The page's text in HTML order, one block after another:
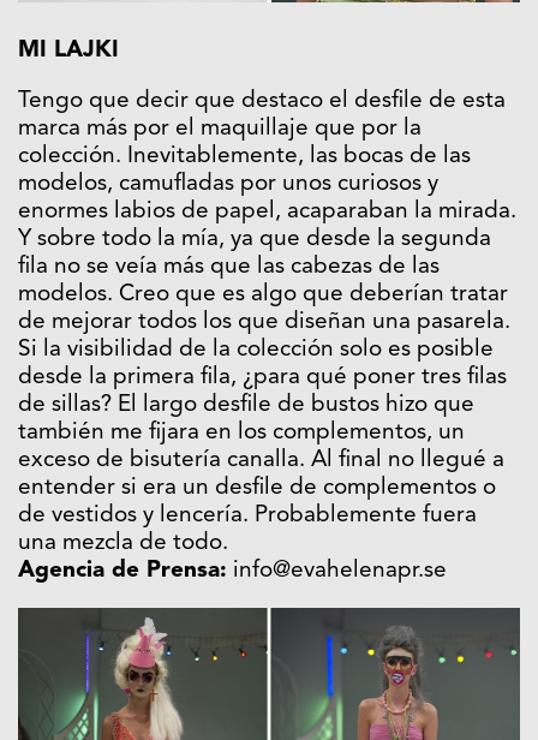
MI LAJKI
Tengo que decir que destaco el desfile de esta
marca más por el maquillaje que por la
colección. Inevitablemente, las bocas de las
modelos, camufladas por unos curiosos y
enormes labios de papel, acaparaban la mirada.
Y sobre todo la mía, ya que desde la segunda
fila no se veía más que las cabezas de las
modelos. Creo que es algo que deberían tratar
de mejorar todos los que diseñan una pasarela.
Si la visibilidad de la colección solo es posible
desde la primera fila, ¿para qué poner tres filas
de sillas? El largo desfile de bustos hizo que
también me fijara en los complementos, un
exceso de bisutería canalla. Al final no llegué a
entender si era un desfile de complementos o
de vestidos y lencería. Probablemente fuera
una mezcla de todo.
Agencia de Prensa: info@evahelenapr.se